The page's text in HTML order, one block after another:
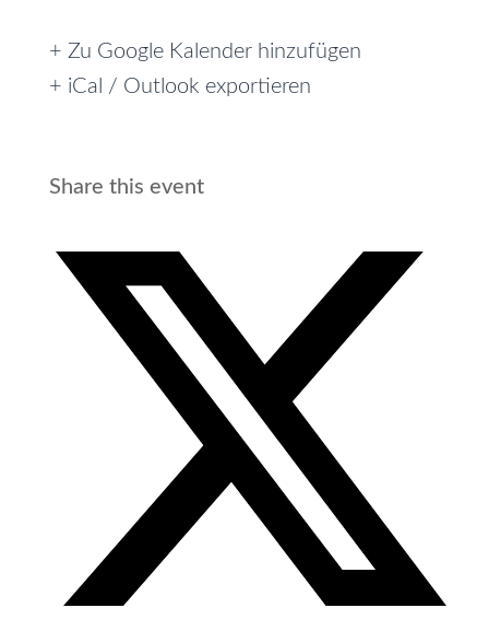
+ Zu Google Kalender hinzufügen
+ iCal / Outlook exportieren
Share this event